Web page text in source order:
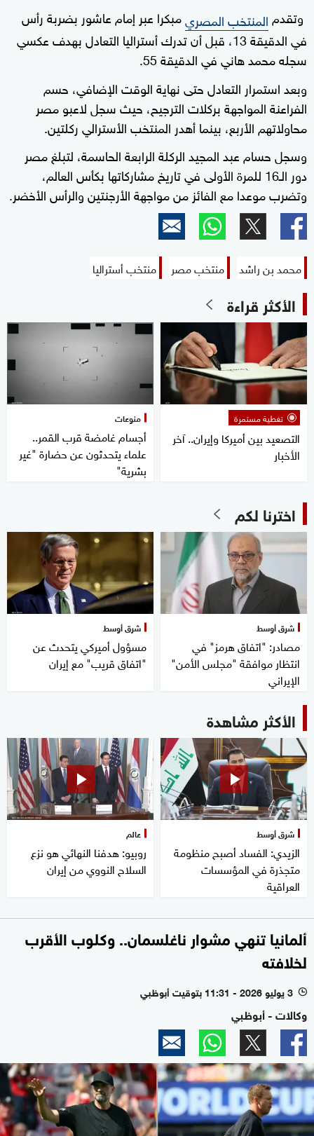
وتقدم المنتخب المصريمبكرا عبر إمام عاشور بضربة رأس
في الدقيقة 13، قبل أن تدرك أستراليا التعادل بهدف عكسي
سجله محمد هاني في الدقيقة 55.
وبعد استمرار التعادل حتى نهاية الوقت الإضافي، حسم
الفراعنة المواجهة بركلات الترجيح، حيث سجل لاعبو مصر
محاولاتهم الأربع، بينما أهدر المنتخب الأسترالي ركلتين.
وسجل حسام عبد المجيد الركلة الرابعة الحاسمة، لتبلغ مصر
دور الـ16 للمرة الأولى في تاريخ مشاركاتها بكأس العالم،
وتضرب موعدا مع الفائز من مواجهة الأرجنتين والرأس الأخضر.
محمد بن راشد منتخب مصر منتخب أستراليا
الأكثر قراءة
تغطية مستمرة
التصعيد بين أميركا وإيران.. آخر
الأخبار
منوعات
أجسام غامضة قرب القمر..
علماء يتحدثون عن حضارة "غير
بشرية"
اخترنا لكم
شرق أوسط
مصادر: "اتفاق هرمز" في
انتظار موافقة "مجلس الأمن"
الإيراني
شرق أوسط
مسؤول أميركي يتحدث عن
"اتفاق قريب" مع إيران
الأكثر مشاهدة
شرق أوسط
الزيدي: الفساد أصبح منظومة
متجذرة في المؤسسات
العراقية
عالم
روبيو: هدفنا النهائي هو نزع
السلاح النووي من إيران
ألمانيا تنهي مشوار ناغلسمان.. وكلوب الأقرب
لخلافته
l 3 يوليو 2026 - 11:31 بتوقيت أبوظبي
وكالات - أبوظبي